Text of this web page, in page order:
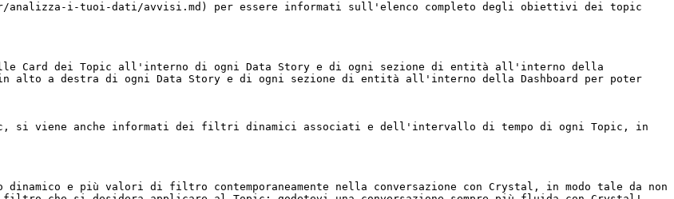
i-tuoi-dati/avvisi.md) per essere informati sull'elenco completo degli obiettivi dei topic
Card dei Topic all'interno di ogni Data Story e di ogni sezione di entità all'interno della
a destra di ogni Data Story e di ogni sezione di entità all'interno della Dashboard per poter
si viene anche informati dei filtri dinamici associati e dell'intervallo di tempo di ogni Topic, in
e più valori di filtro contemporaneamente nella conversazione con Crystal, in modo tale da non